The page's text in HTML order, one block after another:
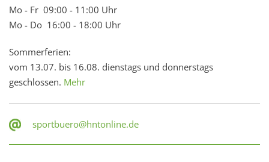
Mo - Fr 09:00 - 11:00 Uhr
Mo - Do 16:00 - 18:00 Uhr
Sommerferien:
vom 13.07. bis 16.08. dienstags und donnerstags
geschlossen. Mehr
sportbuero@hntonline.de